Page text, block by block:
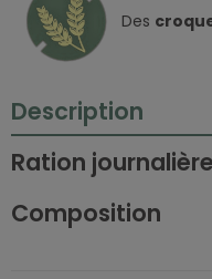
Des
Description
Ration journalière
Composition